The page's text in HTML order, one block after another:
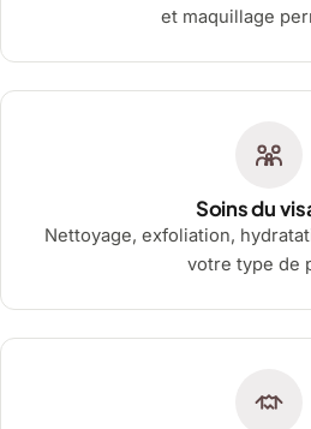
et maquillage
Soins du
Nettoyage, exfoliation,
votre type de